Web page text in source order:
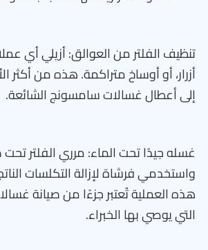
تنظيف الفلتر من العوالق: أزيلي أي
أزرار، أو أوساخ متراكمة. هذه من أكثر
إلى أعطال غسالات سامسونج الشائعة.
غسله جيدًا تحت الماء: مرري الفلتر تحت
واستخدمي فرشاة لإزالة التكلسات
هذه العملية تُعتبر جزءًا من صيانة
التي يوصي بها الخبراء.